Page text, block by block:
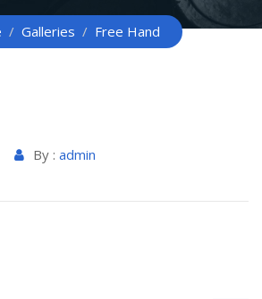
Galleries Free Hand
By : admin